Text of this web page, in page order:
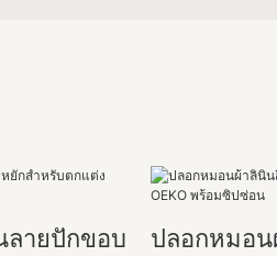
ายปักขอบ
ปลอกหมอ